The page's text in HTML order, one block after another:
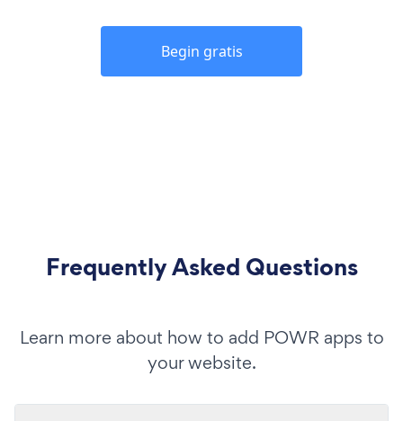
Begin gratis
Frequently Asked Questions
Learn more about how to add POWR apps to
your website.